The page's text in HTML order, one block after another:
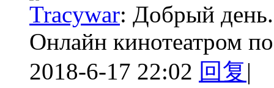
Tracywar: Добрый
Онлайн кинотеатром
2018-6-17 22:02 回复|